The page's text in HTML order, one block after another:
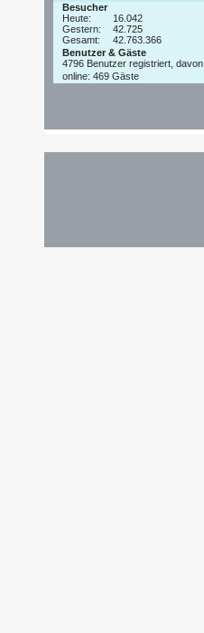
Besucher
Heute:
16.042
Gestern:
42.725
Gesamt:
42.763.366
Benutzer & Gäste
4796 Benutzer registriert, davon
online: 469 Gäste